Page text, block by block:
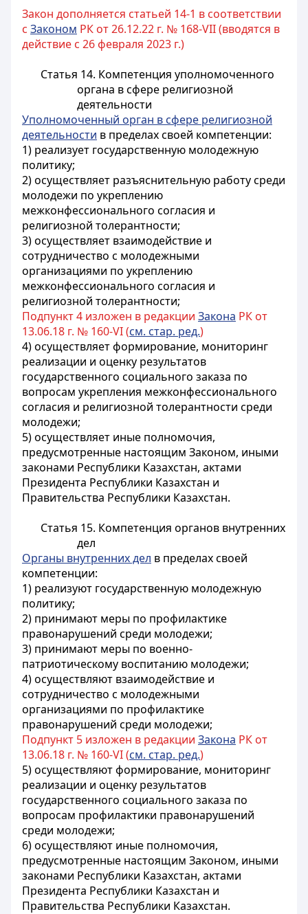
Закон дополняется статьей 14-1 в соответствии
с Законом РК от 26.12.22 г. № 168-VII (вводятся в
действие с 26 февраля 2023 г.)
Статья 14. Компетенция уполномоченного
органа в сфере религиозной
деятельности
Уполномоченный орган в сфере религиозной
деятельности в пределах своей компетенции:
1) реализует государственную молодежную
политику;
2) осуществляет разъяснительную работу среди
молодежи по укреплению
межконфессионального согласия и
религиозной толерантности;
3) осуществляет взаимодействие и
сотрудничество с молодежными
организациями по укреплению
межконфессионального согласия и
религиозной толерантности;
Подпункт 4 изложен в редакции Закона РК от
13.06.18 г. № 160-VI (см. стар. ред.)
4) осуществляет формирование, мониторинг
реализации и оценку результатов
государственного социального заказа по
вопросам укрепления межконфессионального
согласия и религиозной толерантности среди
молодежи;
5) осуществляет иные полномочия,
предусмотренные настоящим Законом, иными
законами Республики Казахстан, актами
Президента Республики Казахстан и
Правительства Республики Казахстан.
Статья 15. Компетенция органов внутренних
дел
Органы внутренних дел в пределах своей
компетенции:
1) реализуют государственную молодежную
политику;
2) принимают меры по профилактике
правонарушений среди молодежи;
3) принимают меры по военно-
патриотическому воспитанию молодежи;
4) осуществляют взаимодействие и
сотрудничество с молодежными
организациями по профилактике
правонарушений среди молодежи;
Подпункт 5 изложен в редакции Закона РК от
13.06.18 г. № 160-VI (см. стар. ред.)
5) осуществляют формирование, мониторинг
реализации и оценку результатов
государственного социального заказа по
вопросам профилактики правонарушений
среди молодежи;
6) осуществляют иные полномочия,
предусмотренные настоящим Законом, иными
законами Республики Казахстан, актами
Президента Республики Казахстан и
Правительства Республики Казахстан.